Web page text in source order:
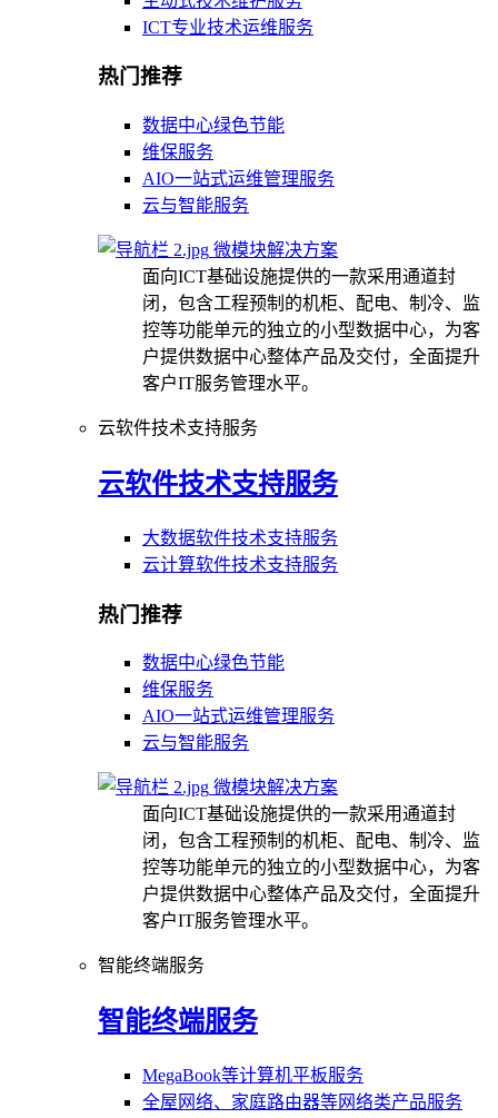
ICT专业技术运维服务
热门推荐
数据中心绿色节能
维保服务
AIO一站式运维管理服务
云与智能服务
微模块解决方案
面向ICT基础设施提供的一款采用通道封
闭，包含工程预制的机柜、配电、制冷、监
控等功能单元的独立的小型数据中心，为客
户提供数据中心整体产品及交付，全面提升
客户IT服务管理水平。
云软件技术支持服务
云软件技术支持服务
大数据软件技术支持服务
云计算软件技术支持服务
热门推荐
数据中心绿色节能
维保服务
AIO一站式运维管理服务
云与智能服务
微模块解决方案
面向ICT基础设施提供的一款采用通道封
闭，包含工程预制的机柜、配电、制冷、监
控等功能单元的独立的小型数据中心，为客
户提供数据中心整体产品及交付，全面提升
客户IT服务管理水平。
智能终端服务
智能终端服务
MegaBook等计算机平板服务
全屋网络、家庭路由器等网络类产品服务